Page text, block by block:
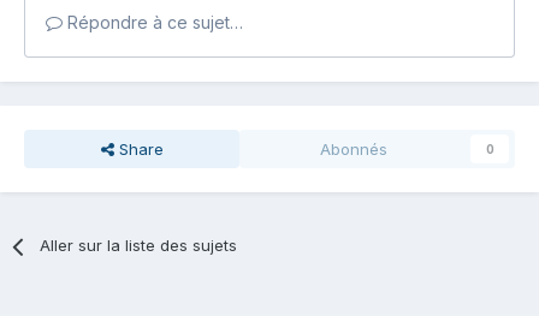
Répondre à ce sujet…
Share Abonnés 0
Aller sur la liste des sujets